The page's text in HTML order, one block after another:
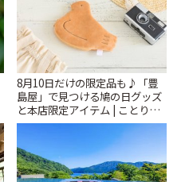
8月10日だけの限定品も♪「豊
島屋」で見つける鳩の日グッズ
と本店限定アイテム | ことりっ
ぷ